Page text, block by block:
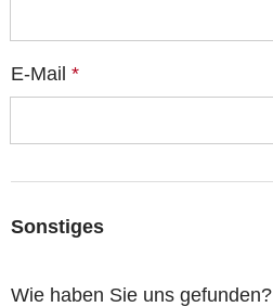
E-Mail *
Sonstiges
Wie haben Sie uns gefunden?